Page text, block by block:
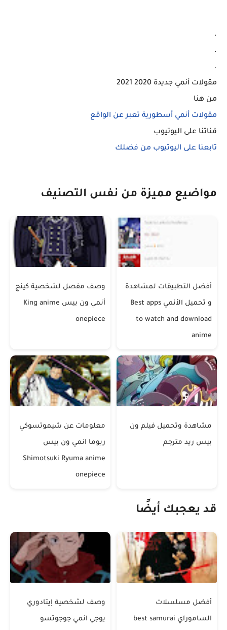
.
.
.
مقولات أنمي جديدة 2020 2021
من هنا
مقولات أنمي أسطورية تعبر عن الواقع
قناتنا على اليوتيوب
تابعنا على اليوتيوب من فضلك
مواضيع مميزة من نفس التصنيف
أفضل التطبيقات لمشاهدة
و تحميل الأنمي Best apps
to watch and download
anime
وصف مفصل لشخصية كينج
أنمي ون بيس King anime
onepiece
مشاهدة وتحميل فيلم ون
بيس ريد مترجم
معلومات عن شيموتسوكي
ريوما انمي ون بيس
Shimotsuki Ryuma anime
onepiece
قد يعجبك أيضًا
أفضل مسلسلات
الساموراي best samurai
وصف لشخصية إيتادوري
يوجي انمي جوجوتسو